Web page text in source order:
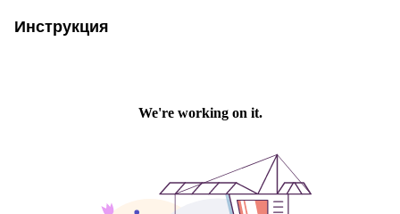
Инструкция